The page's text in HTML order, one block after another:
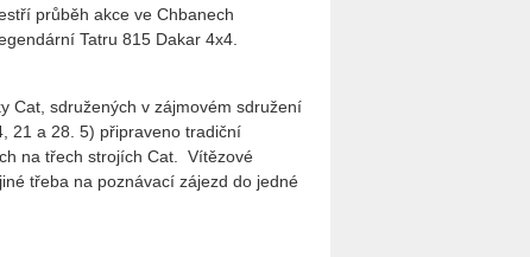
průběh akce ve Chbanech
Tatru 815 Dakar 4x4.
Cat, sdružených v zájmovém sdružení
21 a 28. 5) připraveno tradiční
na třech strojích Cat. Vítězové
třeba na poznávací zájezd do jedné